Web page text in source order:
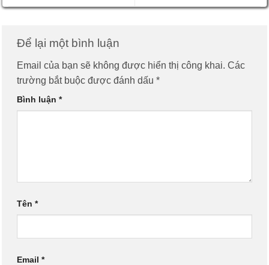
Để lại một bình luận
Email của bạn sẽ không được hiển thị công khai. Các
trường bắt buộc được đánh dấu *
Bình luận *
Tên *
Email *